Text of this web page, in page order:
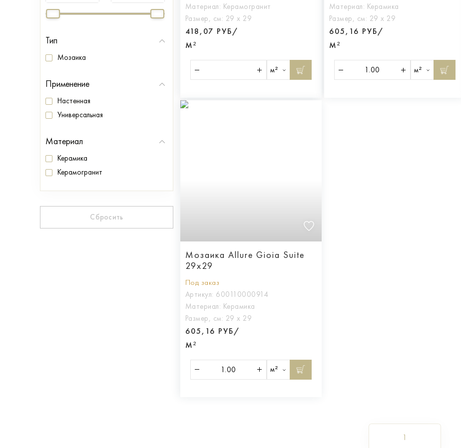
Тип
Мозаика
Применение
Настенная
Универсальная
Материал
Керамика
Керамогранит
Сбросить
Материал: Керамогранит
Размер, см: 29 х 29
418,07 РУБ/
М²
м²
Материал: Керамика
Размер, см: 29 х 29
605,16 РУБ/
М²
м²
Мозаика Allure Gioia Suite
29x29
Под заказ
Артикул: 600110000914
Материал: Керамика
Размер, см: 29 х 29
605,16 РУБ/
М²
м²
1